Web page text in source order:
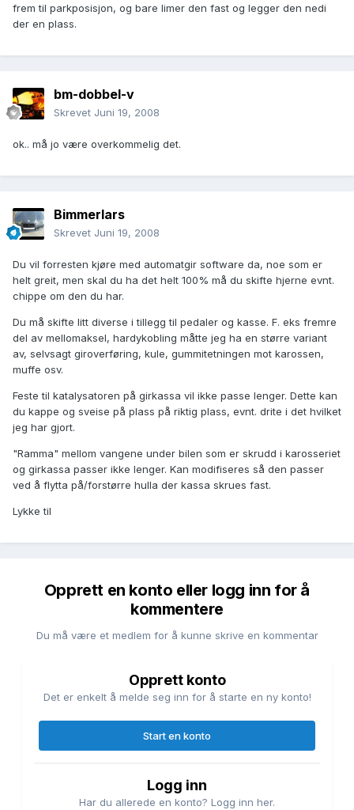
frem til parkposisjon, og bare limer den fast og legger den nedi
der en plass.
bm-dobbel-v
Skrevet Juni 19, 2008
ok.. må jo være overkommelig det.
Bimmerlars
Skrevet Juni 19, 2008
Du vil forresten kjøre med automatgir software da, noe som er
helt greit, men skal du ha det helt 100% må du skifte hjerne evnt.
chippe om den du har.
Du må skifte litt diverse i tillegg til pedaler og kasse. F. eks fremre
del av mellomaksel, hardykobling måtte jeg ha en større variant
av, selvsagt giroverføring, kule, gummitetningen mot karossen,
muffe osv.
Feste til katalysatoren på girkassa vil ikke passe lenger. Dette kan
du kappe og sveise på plass på riktig plass, evnt. drite i det hvilket
jeg har gjort.
"Ramma" mellom vangene under bilen som er skrudd i karosseriet
og girkassa passer ikke lenger. Kan modifiseres så den passer
ved å flytta på/forstørre hulla der kassa skrues fast.
Lykke til
Opprett en konto eller logg inn for å
kommentere
Du må være et medlem for å kunne skrive en kommentar
Opprett konto
Det er enkelt å melde seg inn for å starte en ny konto!
Start en konto
Logg inn
Har du allerede en konto? Logg inn her.